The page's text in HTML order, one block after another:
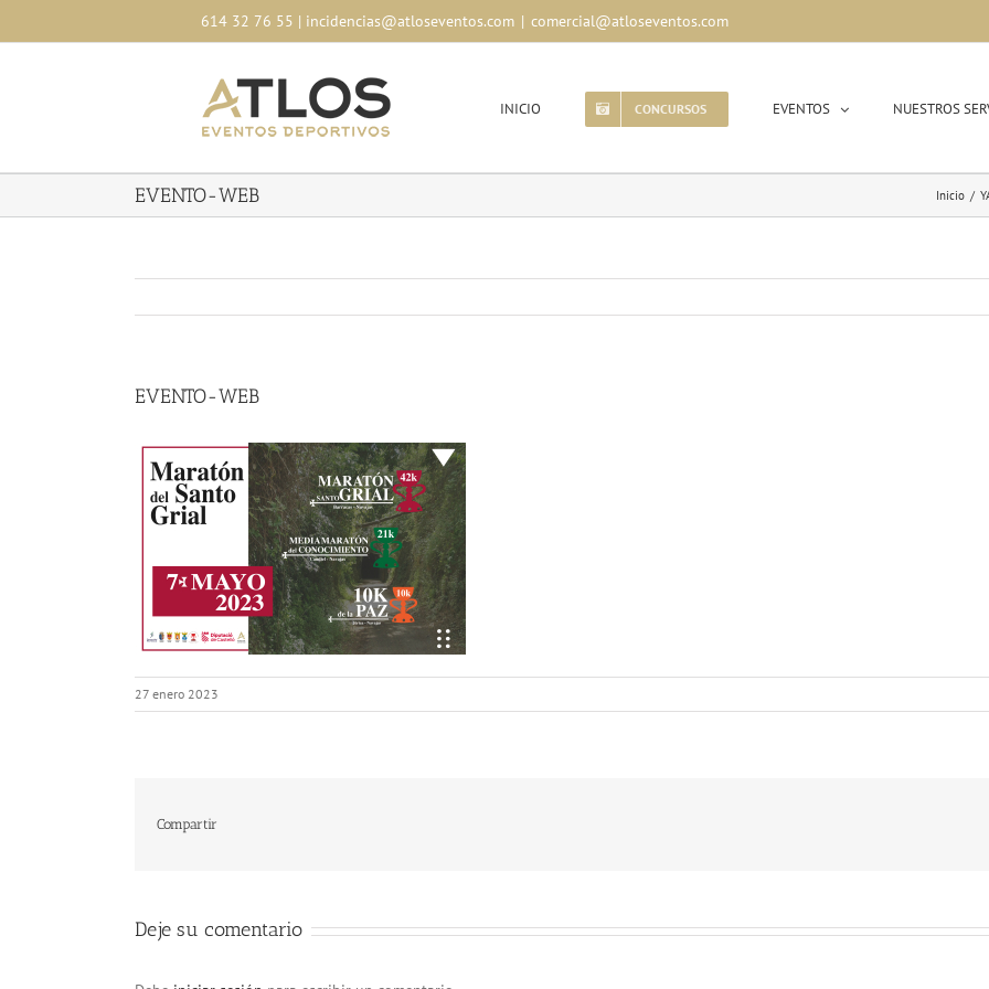
614 32 76 55 | incidencias@atloseventos.com | comercial@atloseventos.com
INICIO CONCURSOS EVENTOS NUESTROS
EVENTO-WEB Inicio /
EVENTO-WEB
27 enero 2023
Compartir
Deje su comentario